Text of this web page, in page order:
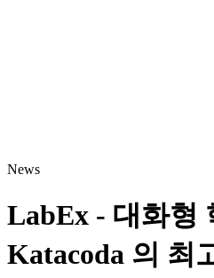
News
LabEx - 대화형
Katacoda 의 최